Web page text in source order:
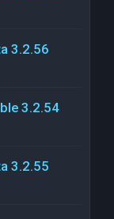
3.2.56
3.2.54
3.2.55